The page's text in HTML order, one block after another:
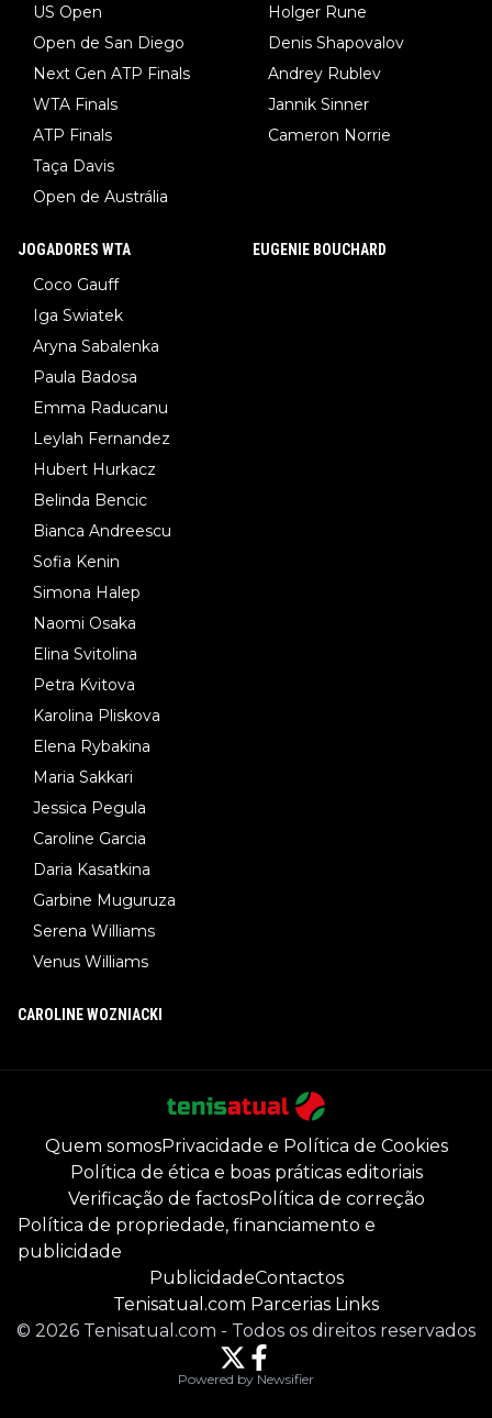
US Open
Open de San Diego
Next Gen ATP Finals
WTA Finals
ATP Finals
Taça Davis
Open de Austrália
Holger Rune
Denis Shapovalov
Andrey Rublev
Jannik Sinner
Cameron Norrie
JOGADORES WTA
Coco Gauff
Iga Swiatek
Aryna Sabalenka
Paula Badosa
Emma Raducanu
Leylah Fernandez
Hubert Hurkacz
Belinda Bencic
Bianca Andreescu
Sofia Kenin
Simona Halep
Naomi Osaka
Elina Svitolina
Petra Kvitova
Karolina Pliskova
Elena Rybakina
Maria Sakkari
Jessica Pegula
Caroline Garcia
Daria Kasatkina
Garbine Muguruza
Serena Williams
Venus Williams
EUGENIE BOUCHARD
CAROLINE WOZNIACKI
Quem somosPrivacidade e Política de Cookies
Política de ética e boas práticas editoriais
Verificação de factosPolítica de correção
Política de propriedade, financiamento e
publicidade
PublicidadeContactos
Tenisatual.com Parcerias Links
© 2026 Tenisatual.com - Todos os direitos reservados
Powered by Newsifier